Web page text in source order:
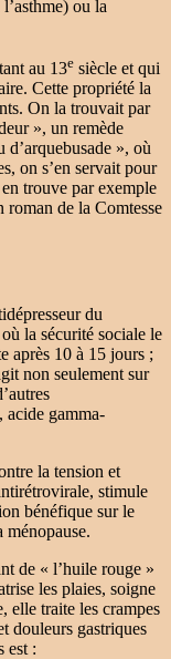
ou la
au 13e siècle et qui
Cette propriété la
On la trouvait par
», un remède
», où
on s’en servait pour
trouve par exemple
roman de la Comtesse
du
la sécurité sociale le
après 10 à 15 jours ;
non seulement sur
acide gamma-
la tension et
stimule
bénéfique sur le
ménopause.
de « l’huile rouge »
les plaies, soigne
elle traite les crampes
douleurs gastriques
est :